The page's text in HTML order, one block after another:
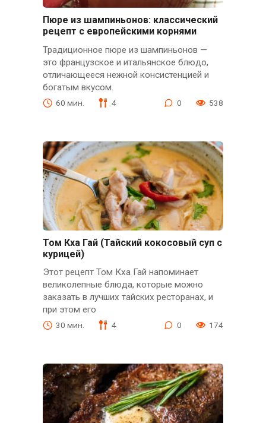
Пюре из шампиньонов: классический
рецепт с европейскими корнями
Традиционное пюре из шампиньонов —
это французское и итальянское блюдо,
отличающееся нежной консистенцией и
богатым вкусом.
60 мин. 4 0 538
Том Кха Гай (Тайский кокосовый суп с
курицей)
Этот рецепт Том Кха Гай напоминает
великолепные блюда, которые можно
заказать в лучших тайских ресторанах, и
при этом его
30 мин. 4 0 174